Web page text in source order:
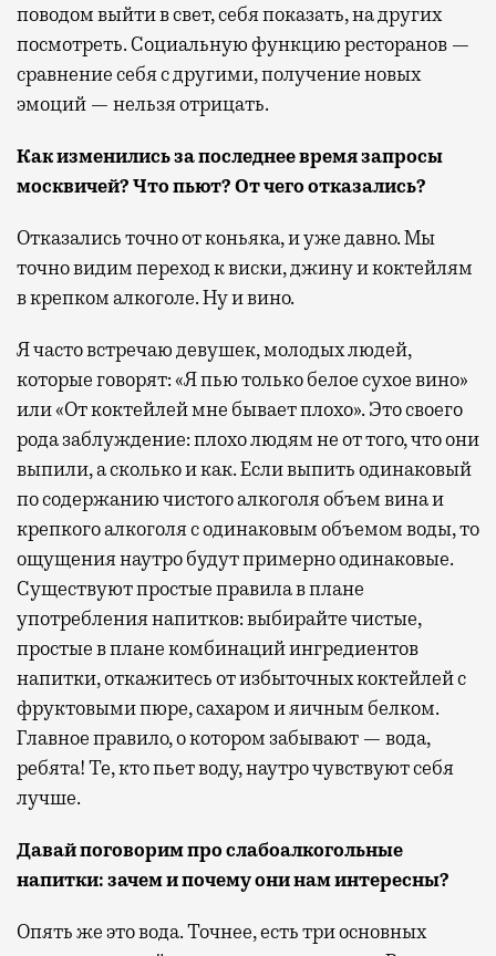
поводом выйти в свет, себя показать, на других
посмотреть. Социальную функцию ресторанов —
сравнение себя с другими, получение новых
эмоций — нельзя отрицать.
Как изменились за последнее время запросы
москвичей? Что пьют? От чего отказались?
Отказались точно от коньяка, и уже давно. Мы
точно видим переход к виски, джину и коктейлям
в крепком алкоголе. Ну и вино.
Я часто встречаю девушек, молодых людей,
которые говорят: «Я пью только белое сухое вино»
или «От коктейлей мне бывает плохо». Это своего
рода заблуждение: плохо людям не от того, что они
выпили, а сколько и как. Если выпить одинаковый
по содержанию чистого алкоголя объем вина и
крепкого алкоголя с одинаковым объемом воды, то
ощущения наутро будут примерно одинаковые.
Существуют простые правила в плане
употребления напитков: выбирайте чистые,
простые в плане комбинаций ингредиентов
напитки, откажитесь от избыточных коктейлей с
фруктовыми пюре, сахаром и яичным белком.
Главное правило, о котором забывают — вода,
ребята! Те, кто пьет воду, наутро чувствуют себя
лучше.
Давай поговорим про слабоалкогольные
напитки: зачем и почему они нам интересны?
Опять же это вода. Точнее, есть три основных